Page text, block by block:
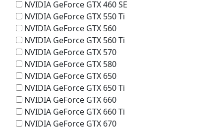
NVIDIA GeForce GTX 460 SE
NVIDIA GeForce GTX 550 Ti
NVIDIA GeForce GTX 560
NVIDIA GeForce GTX 560 Ti
NVIDIA GeForce GTX 570
NVIDIA GeForce GTX 580
NVIDIA GeForce GTX 650
NVIDIA GeForce GTX 650 Ti
NVIDIA GeForce GTX 660
NVIDIA GeForce GTX 660 Ti
NVIDIA GeForce GTX 670